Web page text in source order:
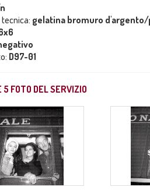
gelatina bromuro
D97-01
5 FOTO DEL SERVIZIO